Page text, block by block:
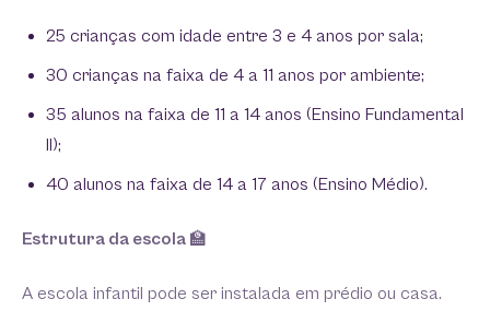
25 crianças com idade entre 3 e 4 anos por sala;
30 crianças na faixa de 4 a 11 anos por ambiente;
35 alunos na faixa de 11 a 14 anos (Ensino Fundamental
II);
40 alunos na faixa de 14 a 17 anos (Ensino Médio).
Estrutura da escola 🏫
A escola infantil pode ser instalada em prédio ou casa.